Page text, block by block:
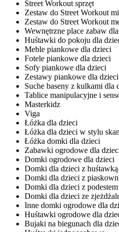
Street Workout sprzęt
Zestaw do Street Workout
Zestaw do Street Workout
Wewnętrzne place zabaw
Huśtawki do pokoju dla
Meble piankowe dla dzieci
Fotele piankowe dla dzieci
Sofy piankowe dla dzieci
Zestawy piankowe dla dzieci
Suche baseny z kulkami dla
Tablice manipulacyjne i
Masterkidz
Viga
Łóżka dla dzieci
Łóżka dla dzieci w stylu
Łóżka domki dla dzieci
Zabawki ogrodowe dla
Domki ogrodowe dla dzieci
Domki dla dzieci z huśtawką
Domki dla dzieci z
Domki dla dzieci z podestem
Domki dla dzieci ze
Inne domki ogrodowe dla
Huśtawki ogrodowe dla
Bujaki na biegunach dla